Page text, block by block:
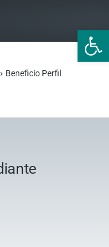
Abrir
› Beneficio Perfil